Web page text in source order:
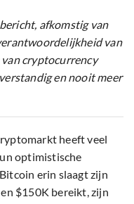
afkomstig van
van
cryptocurrency
en nooit meer
heeft veel
optimistische
erin slaagt zijn
$150K bereikt, zijn